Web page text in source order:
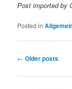
Post imported by
Posted in
Post
← Older posts